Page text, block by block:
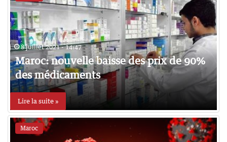
8 juillet 2021 - 14:47
Maroc: nouvelle baisse des prix de 90%
des médicaments
Lire la suite »
Maroc